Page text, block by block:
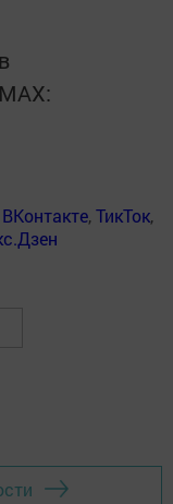
ВКонтакте,ТикТок,